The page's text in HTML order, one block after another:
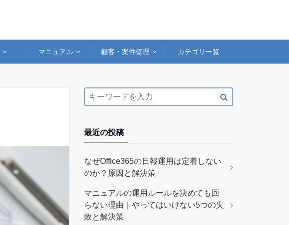
マニュアル 顧客・案件管理 カテゴリ一覧
最近の投稿
なぜOffice365の日報運用は定着しない
のか？原因と解決策
マニュアルの運用ルールを決めても回
らない理由｜やってはいけない5つの失
敗と解決策